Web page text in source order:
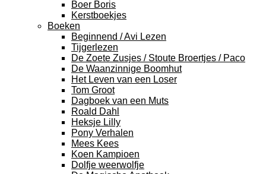
Boer Boris
Kerstboekjes
Boeken
Beginnend / Avi Lezen
Tijgerlezen
De Zoete Zusjes / Stoute Broertjes / Paco
De Waanzinnige Boomhut
Het Leven van een Loser
Tom Groot
Dagboek van een Muts
Roald Dahl
Heksje Lilly
Pony Verhalen
Mees Kees
Koen Kampioen
Dolfje weerwolfje